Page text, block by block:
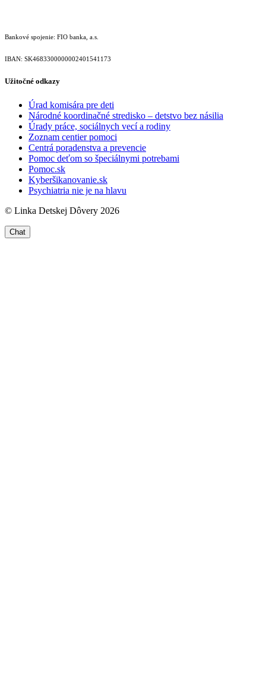
Bankové spojenie: FIO banka, a.s.
IBAN: SK46833000000­02401541173
Užitočné odkazy
Úrad komisára pre deti
Národné koordinačné stredisko – detstvo bez násilia
Úrady práce, sociálnych vecí a rodiny
Zoznam centier pomoci
Centrá poradenstva a prevencie
Pomoc deťom so špeciálnymi potrebami
Pomoc.sk
Kyberšikanovanie.sk
Psychiatria nie je na hlavu
© Linka Detskej Dôvery 2026